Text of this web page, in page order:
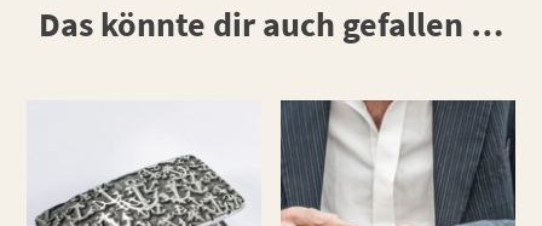
Das könnte dir auch gefallen …